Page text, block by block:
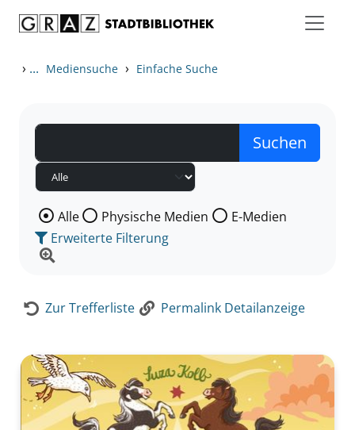
› ... Mediensuche › Einfache Suche
Wählen Sie die Medienart nach der Sie suchen wollen.
Alle Physische Medien
E-Medien
Erweiterte Filterung
Zur Trefferliste Permalink Detailanzeige